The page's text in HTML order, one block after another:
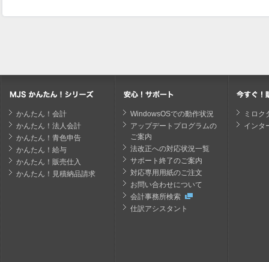
かんたん！会計
かんたん！法人会計
かんたん！青色申告
かんたん！給与
かんたん！販売仕入
かんたん！見積納品請求
WindowsOSでの動作状況
アップデートプログラムの
ご案内
法改正への対応状況一覧
サポート終了のご案内
対応専用用紙のご注文
お問い合わせについて
会計事務所検索
仕訳アシスタント
ミロク
インタ